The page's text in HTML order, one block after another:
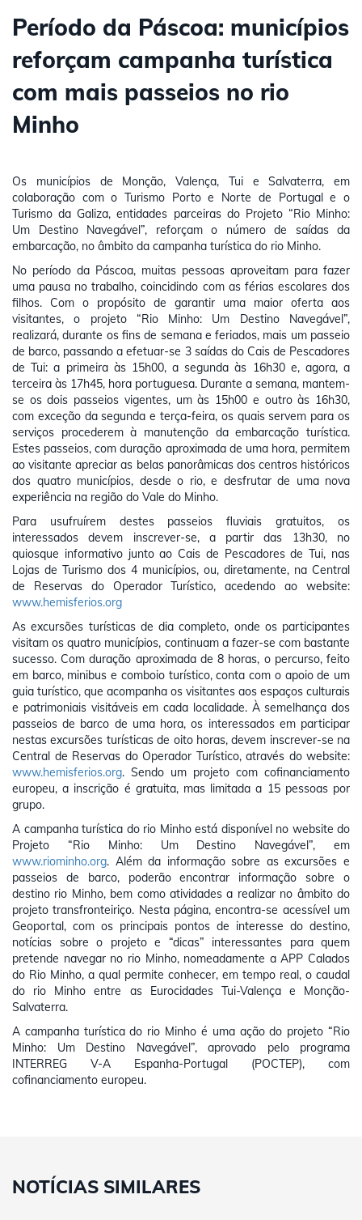
Período da Páscoa: municípios
reforçam campanha turística
com mais passeios no rio
Minho
Os municípios de Monção, Valença, Tui e Salvaterra, em
colaboração com o Turismo Porto e Norte de Portugal e o
Turismo da Galiza, entidades parceiras do Projeto “Rio Minho:
Um Destino Navegável”, reforçam o número de saídas da
embarcação, no âmbito da campanha turística do rio Minho.
No período da Páscoa, muitas pessoas aproveitam para fazer
uma pausa no trabalho, coincidindo com as férias escolares dos
filhos. Com o propósito de garantir uma maior oferta aos
visitantes, o projeto “Rio Minho: Um Destino Navegável”,
realizará, durante os fins de semana e feriados, mais um passeio
de barco, passando a efetuar-se 3 saídas do Cais de Pescadores
de Tui: a primeira às 15h00, a segunda às 16h30 e, agora, a
terceira às 17h45, hora portuguesa. Durante a semana, mantem-
se os dois passeios vigentes, um às 15h00 e outro às 16h30,
com exceção da segunda e terça-feira, os quais servem para os
serviços procederem à manutenção da embarcação turística.
Estes passeios, com duração aproximada de uma hora, permitem
ao visitante apreciar as belas panorâmicas dos centros históricos
dos quatro municípios, desde o rio, e desfrutar de uma nova
experiência na região do Vale do Minho.
Para usufruírem destes passeios fluviais gratuitos, os
interessados devem inscrever-se, a partir das 13h30, no
quiosque informativo junto ao Cais de Pescadores de Tui, nas
Lojas de Turismo dos 4 municípios, ou, diretamente, na Central
de Reservas do Operador Turístico, acedendo ao website:
www.hemisferios.org
As excursões turísticas de dia completo, onde os participantes
visitam os quatro municípios, continuam a fazer-se com bastante
sucesso. Com duração aproximada de 8 horas, o percurso, feito
em barco, minibus e comboio turístico, conta com o apoio de um
guia turístico, que acompanha os visitantes aos espaços culturais
e patrimoniais visitáveis em cada localidade. À semelhança dos
passeios de barco de uma hora, os interessados em participar
nestas excursões turísticas de oito horas, devem inscrever-se na
Central de Reservas do Operador Turístico, através do website:
www.hemisferios.org. Sendo um projeto com cofinanciamento
europeu, a inscrição é gratuita, mas limitada a 15 pessoas por
grupo.
A campanha turística do rio Minho está disponível no website do
Projeto “Rio Minho: Um Destino Navegável”, em
www.riominho.org. Além da informação sobre as excursões e
passeios de barco, poderão encontrar informação sobre o
destino rio Minho, bem como atividades a realizar no âmbito do
projeto transfronteiriço. Nesta página, encontra-se acessível um
Geoportal, com os principais pontos de interesse do destino,
notícias sobre o projeto e “dicas” interessantes para quem
pretende navegar no rio Minho, nomeadamente a APP Calados
do Rio Minho, a qual permite conhecer, em tempo real, o caudal
do rio Minho entre as Eurocidades Tui-Valença e Monção-
Salvaterra.
A campanha turística do rio Minho é uma ação do projeto “Rio
Minho: Um Destino Navegável”, aprovado pelo programa
INTERREG V-A Espanha-Portugal (POCTEP), com
cofinanciamento europeu.
NOTÍCIAS SIMILARES